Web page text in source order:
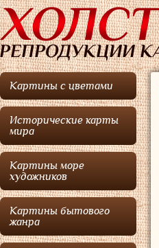
Картины с цветами
Исторические карты
мира
Картины море
художников
Картины бытового
жанра